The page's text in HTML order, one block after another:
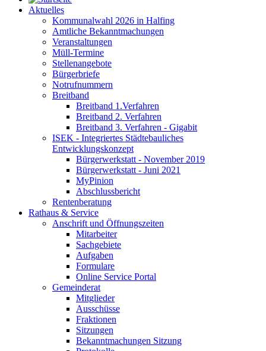
Aktuelles
Kommunalwahl 2026 in Halfing
Amtliche Bekanntmachungen
Veranstaltungen
Müll-Termine
Stellenangebote
Bürgerbriefe
Notrufnummern
Breitband
Breitband 1.Verfahren
Breitband 2. Verfahren
Breitband 3. Verfahren - Gigabit
ISEK - Integriertes Städtebauliches
Entwicklungskonzept
Bürgerwerkstatt - November 2019
Bürgerwerkstatt - Juni 2021
MyPinion
Abschlussbericht
Rentenberatung
Rathaus & Service
Anschrift und Öffnungszeiten
Mitarbeiter
Sachgebiete
Aufgaben
Formulare
Online Service Portal
Gemeinderat
Mitglieder
Ausschüsse
Fraktionen
Sitzungen
Bekanntmachungen Sitzung